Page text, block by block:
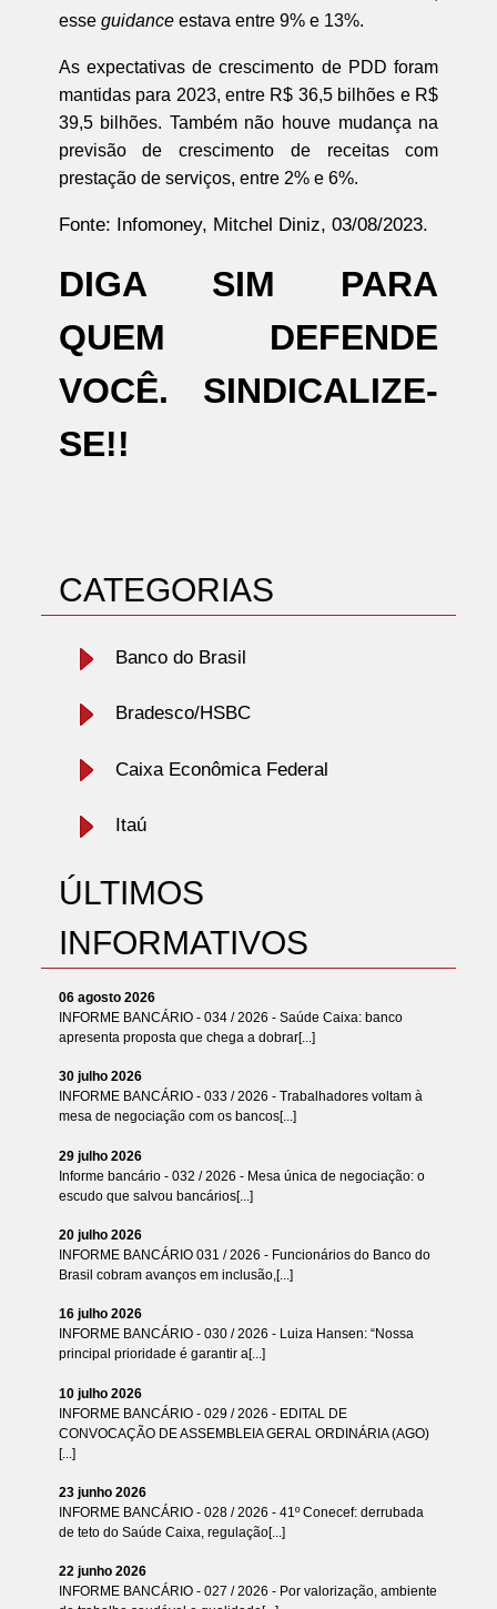
esse guidanceestava entre 9% e 13%.
As expectativas de crescimento de PDD foram
mantidas para 2023, entre R$ 36,5 bilhões e R$
39,5 bilhões. Também não houve mudança na
previsão de crescimento de receitas com
prestação de serviços, entre 2% e 6%.
Fonte: Infomoney, Mitchel Diniz, 03/08/2023.
DIGA SIM PARA
QUEM DEFENDE
VOCÊ. SINDICALIZE-
SE!!
CATEGORIAS
Banco do Brasil
Bradesco/HSBC
Caixa Econômica Federal
Itaú
ÚLTIMOS
INFORMATIVOS
06 agosto 2026
INFORME BANCÁRIO - 034 / 2026 - Saúde Caixa: banco
apresenta proposta que chega a dobrar[...]
30 julho 2026
INFORME BANCÁRIO - 033 / 2026 - Trabalhadores voltam à
mesa de negociação com os bancos[...]
29 julho 2026
Informe bancário - 032 / 2026 - Mesa única de negociação: o
escudo que salvou bancários[...]
20 julho 2026
INFORME BANCÁRIO 031 / 2026 - Funcionários do Banco do
Brasil cobram avanços em inclusão,[...]
16 julho 2026
INFORME BANCÁRIO - 030 / 2026 - Luiza Hansen: “Nossa
principal prioridade é garantir a[...]
10 julho 2026
INFORME BANCÁRIO - 029 / 2026 - EDITAL DE
CONVOCAÇÃO DE ASSEMBLEIA GERAL ORDINÁRIA (AGO)
[...]
23 junho 2026
INFORME BANCÁRIO - 028 / 2026 - 41º Conecef: derrubada
de teto do Saúde Caixa, regulação[...]
22 junho 2026
INFORME BANCÁRIO - 027 / 2026 - Por valorização, ambiente